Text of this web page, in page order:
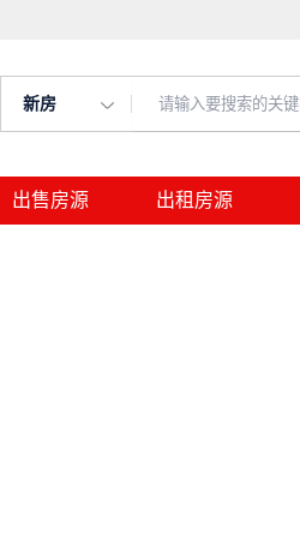
新房
出售房源 出租房源